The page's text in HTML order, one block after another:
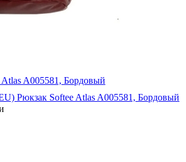
A005581, Бордовый
Рюкзак Softee Atlas A005581, Бордовый